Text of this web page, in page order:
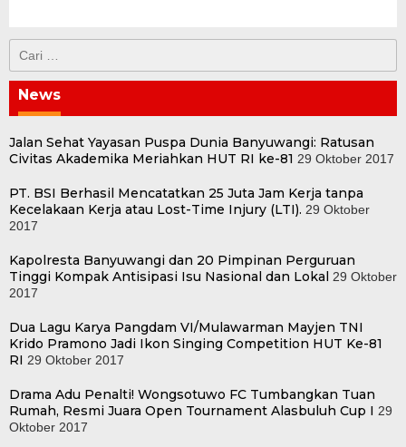
untuk:
News
Jalan Sehat Yayasan Puspa Dunia Banyuwangi: Ratusan
Civitas Akademika Meriahkan HUT RI ke-81 29 Oktober 2017
PT. BSI Berhasil Mencatatkan 25 Juta Jam Kerja tanpa
Kecelakaan Kerja atau Lost-Time Injury (LTI). 29 Oktober
2017
Kapolresta Banyuwangi dan 20 Pimpinan Perguruan
Tinggi Kompak Antisipasi Isu Nasional dan Lokal 29 Oktober
2017
Dua Lagu Karya Pangdam VI/Mulawarman Mayjen TNI
Krido Pramono Jadi Ikon Singing Competition HUT Ke-81
RI 29 Oktober 2017
Drama Adu Penalti! Wongsotuwo FC Tumbangkan Tuan
Rumah, Resmi Juara Open Tournament Alasbuluh Cup I 29
Oktober 2017